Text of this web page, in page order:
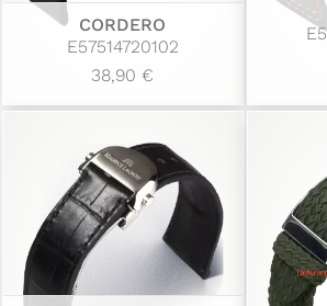
CORDERO
E57514720102
38,90 €